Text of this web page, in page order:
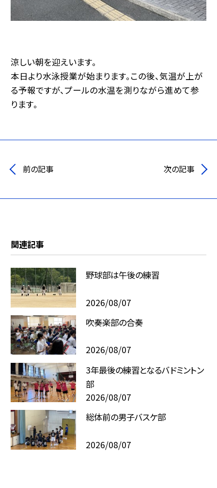
涼しい朝を迎えいます。
本日より水泳授業が始まります。この後、気温が上が
る予報ですが、プールの水温を測りながら進めて参
ります。
前の記事 次の記事
関連記事
野球部は午後の練習
2026/08/07
吹奏楽部の合奏
2026/08/07
3年最後の練習となるバドミントン
部
2026/08/07
総体前の男子バスケ部
2026/08/07